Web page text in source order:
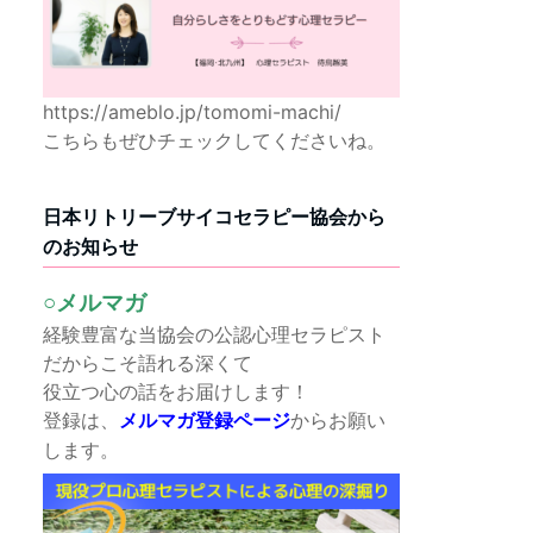
https://ameblo.jp/tomomi-machi/
こちらもぜひチェックしてくださいね。
日本リトリーブサイコセラピー協会から
のお知らせ
○メルマガ
経験豊富な当協会の公認心理セラピスト
だからこそ語れる深くて
役立つ心の話をお届けします！
登録は、
メルマガ登録ページからお願い
します。